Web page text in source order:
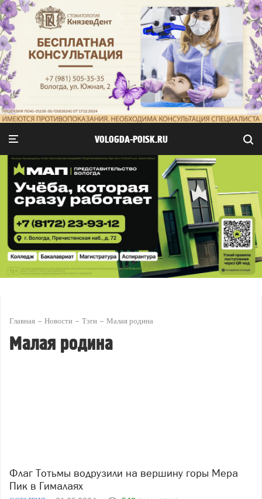
VOLOGDA-POISK.RU
Главная Новости Тэги Малая родина
Малая родина
Флаг Тотьмы водрузили на вершину горы Мера
Пик в Гималаях